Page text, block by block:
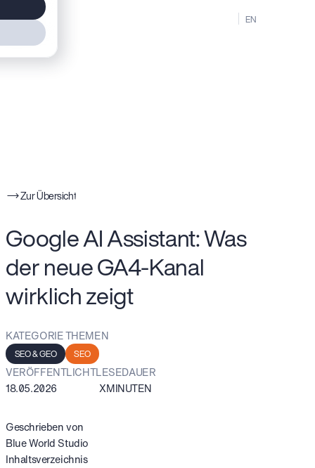
EN
Zur Übersicht
Google AI Assistant: Was
der neue GA4-Kanal
wirklich zeigt
KATEGORIE
SEO & GEO
THEMEN
SEO
VERÖFFENTLICHT
18.05.2026
LESEDAUER
XMINUTEN
Geschrieben von
Blue World Studio
Inhaltsverzeichnis